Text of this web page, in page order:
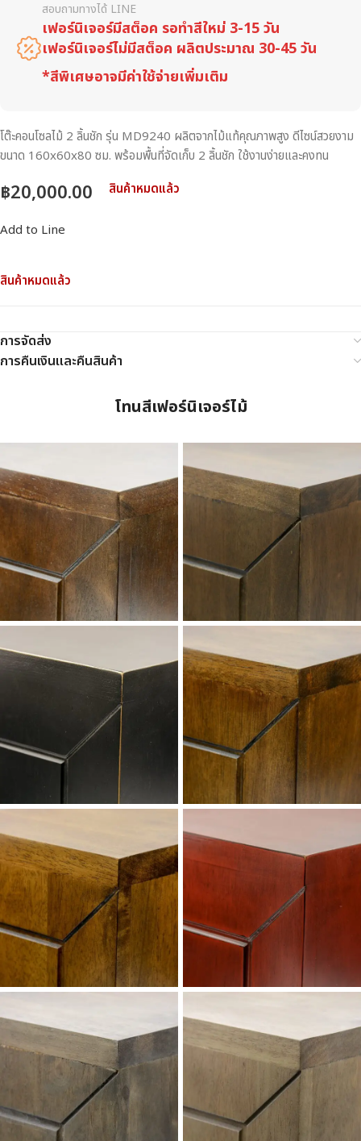
สอบถามทางได้ LINE
เฟอร์นิเจอร์มีสต็อค รอทำสีใหม่ 3-15 วัน
เฟอร์นิเจอร์ไม่มีสต็อค ผลิตประมาณ 30-45 วัน
*สีพิเศษอาจมีค่าใช้จ่ายเพิ่มเติม
โต๊ะคอนโซลไม้ 2 ลิ้นชัก รุ่น MD9240 ผลิตจากไม้แท้คุณภาพสูง ดีไซน์สวยงาม
ขนาด 160x60x80 ซม. พร้อมพื้นที่จัดเก็บ 2 ลิ้นชัก ใช้งานง่ายและคงทน
฿20,000.00 สินค้าหมดแล้ว
Add to Line
สินค้าหมดแล้ว
การจัดส่ง
การคืนเงินและคืนสินค้า
โทนสีเฟอร์นิเจอร์ไม้